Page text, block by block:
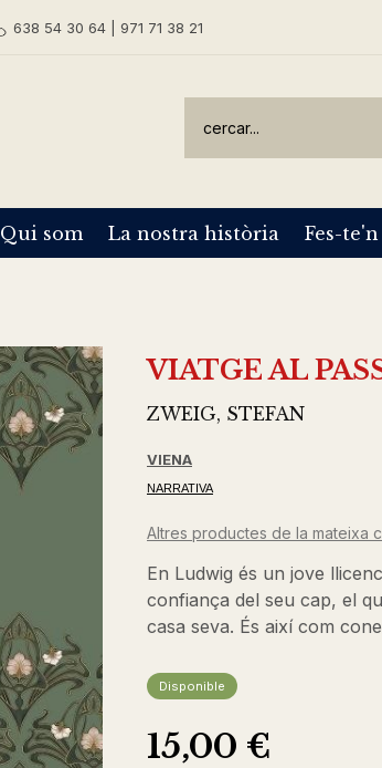
638 54 30 64 | 971 71 38 21
Qui som La nostra història Fes-
VIATGE AL
ZWEIG, STEFAN
VIENA
NARRATIVA
Altres productes de la mateixa
En Ludwig és un jove
confiança del seu cap, el
casa seva. És així com
Disponible
15,00 €